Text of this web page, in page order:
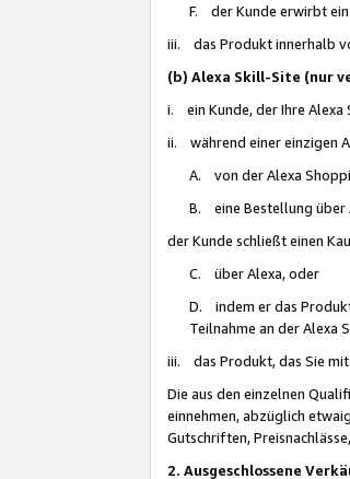
F. der Kunde erwirbt
iii. das Produkt innerhalb
(b) Alexa Skill-Site (nur
i. ein Kunde, der Ihre Alexa
ii. während einer einzigen
A. von der Alexa
B. eine Bestellung über
der Kunde schließt einen
C. über Alexa, oder
D. indem er das
Teilnahme an der Alexa
iii. das Produkt, das Sie
Die aus den einzelnen
einnehmen, abzüglich
Gutschriften,
2. Ausgeschlossene